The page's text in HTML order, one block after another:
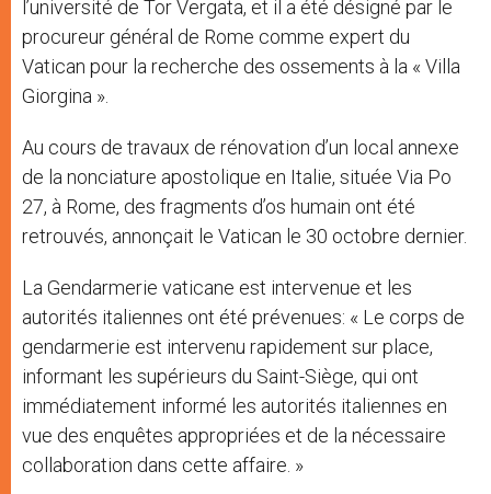
l’université de Tor Vergata, et il a été désigné par le
procureur général de Rome comme expert du
Vatican pour la recherche des ossements à la « Villa
Giorgina ».
Au cours de travaux de rénovation d’un local annexe
de la nonciature apostolique en Italie, située Via Po
27, à Rome, des fragments d’os humain ont été
retrouvés, annonçait le Vatican le 30 octobre dernier.
La Gendarmerie vaticane est intervenue et les
autorités italiennes ont été prévenues: « Le corps de
gendarmerie est intervenu rapidement sur place,
informant les supérieurs du Saint-Siège, qui ont
immédiatement informé les autorités italiennes en
vue des enquêtes appropriées et de la nécessaire
collaboration dans cette affaire. »